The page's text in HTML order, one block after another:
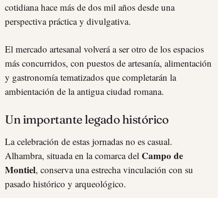
cotidiana hace más de dos mil años desde una
perspectiva práctica y divulgativa.
El mercado artesanal volverá a ser otro de los espacios
más concurridos, con puestos de artesanía, alimentación
y gastronomía tematizados que completarán la
ambientación de la antigua ciudad romana.
Un importante legado histórico
La celebración de estas jornadas no es casual.
Alhambra, situada en la comarca del Campo de
Montiel, conserva una estrecha vinculación con su
pasado histórico y arqueológico.